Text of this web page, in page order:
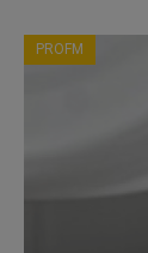
PROFM